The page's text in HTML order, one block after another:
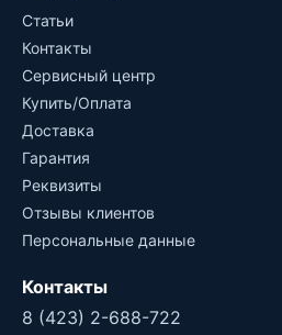
Статьи
Контакты
Сервисный центр
Купить/Оплата
Доставка
Гарантия
Реквизиты
Отзывы клиентов
Персональные данные
Контакты
8 (423) 2-688-722